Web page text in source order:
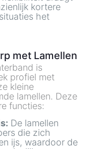
kortere
het
met Lamellen
is
profiel met
kleine
lamellen. Deze
functies:
De lamellen
die zich
ijs, waardoor de